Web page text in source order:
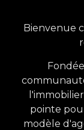
Bienvenue
pointe
modèle